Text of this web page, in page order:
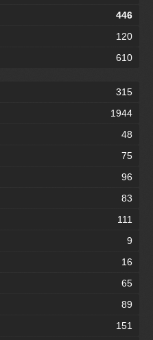
446
120
610
315
1944
48
75
96
83
111
9
16
65
89
151